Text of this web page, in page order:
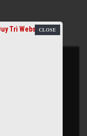
Trì Website